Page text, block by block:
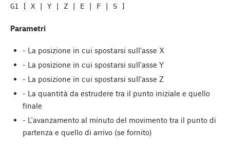
Parametri
- La posizione in cui spostarsi sull'asse X
- La posizione in cui spostarsi sull'asse Y
- La posizione in cui spostarsi sull'asse Z
- La quantità da estrudere tra il punto iniziale e quello
finale
- L'avanzamento al minuto del movimento tra il punto di
partenza e quello di arrivo (se fornito)